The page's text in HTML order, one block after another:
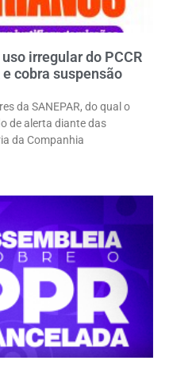
irregular do PCCR
cobra suspensão
da SANEPAR, do qual o
de alerta diante das
da Companhia